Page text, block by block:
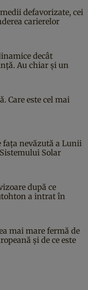
defavorizate, cei
carierelor
decât
Au chiar și un
Care este cel mai
fața nevăzută a Lunii
Solar
după ce
a intrat în
mai mare fermă de
și de ce este